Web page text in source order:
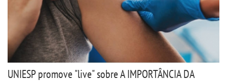
UNIESP promove "live" sobre A IMPORTÂNCIA DA